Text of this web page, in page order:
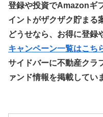
登録や投資でAmazonギ
イントがザクザク貯まる
どうせなら、お得に登録
キャンペーン一覧はこち
サイドバーに不動産クラ
ァンド情報を掲載してい